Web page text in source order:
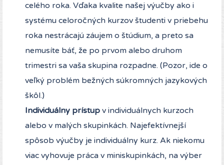
celého roka. Vďaka kvalite našej výučby ako i
systému celoročných kurzov študenti v priebehu
roka nestrácajú záujem o štúdium, a preto sa
nemusíte báť, že po prvom alebo druhom
trimestri sa vaša skupina rozpadne. (Pozor, ide o
veľký problém bežných súkromných jazykových
škôl.)
Individuálny prístup v individuálnych kurzoch
alebo v malých skupinkách. Najefektívnejší
spôsob výučby je individuálny kurz. Ak niekomu
viac vyhovuje práca v miniskupinkách, na výber